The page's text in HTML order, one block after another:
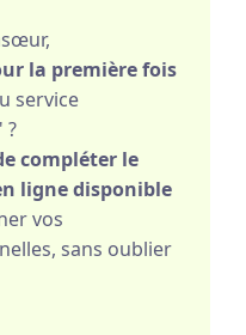
la première fois
service
?
compléter le
ligne disponible
vos
sans oublier